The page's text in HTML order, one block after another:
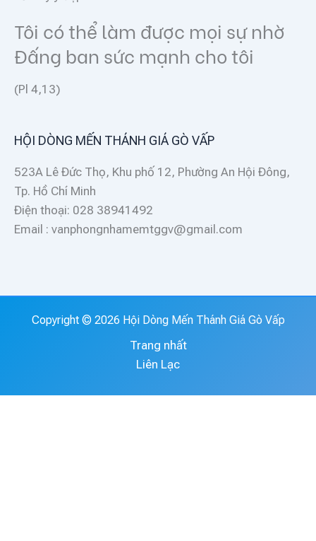
Tôi có thể làm được mọi sự nhờ
Đấng ban sức mạnh cho tôi
(Pl 4,13)
HỘI DÒNG MẾN THÁNH GIÁ GÒ VẤP
523A Lê Đức Thọ, Khu phố 12, Phường An Hội Đông,
Tp. Hồ Chí Minh
Điện thoại: 028 38941492
Email : vanphongnhamemtggv@gmail.com
Copyright © 2026 Hội Dòng Mến Thánh Giá Gò Vấp
Trang nhất
Liên Lạc